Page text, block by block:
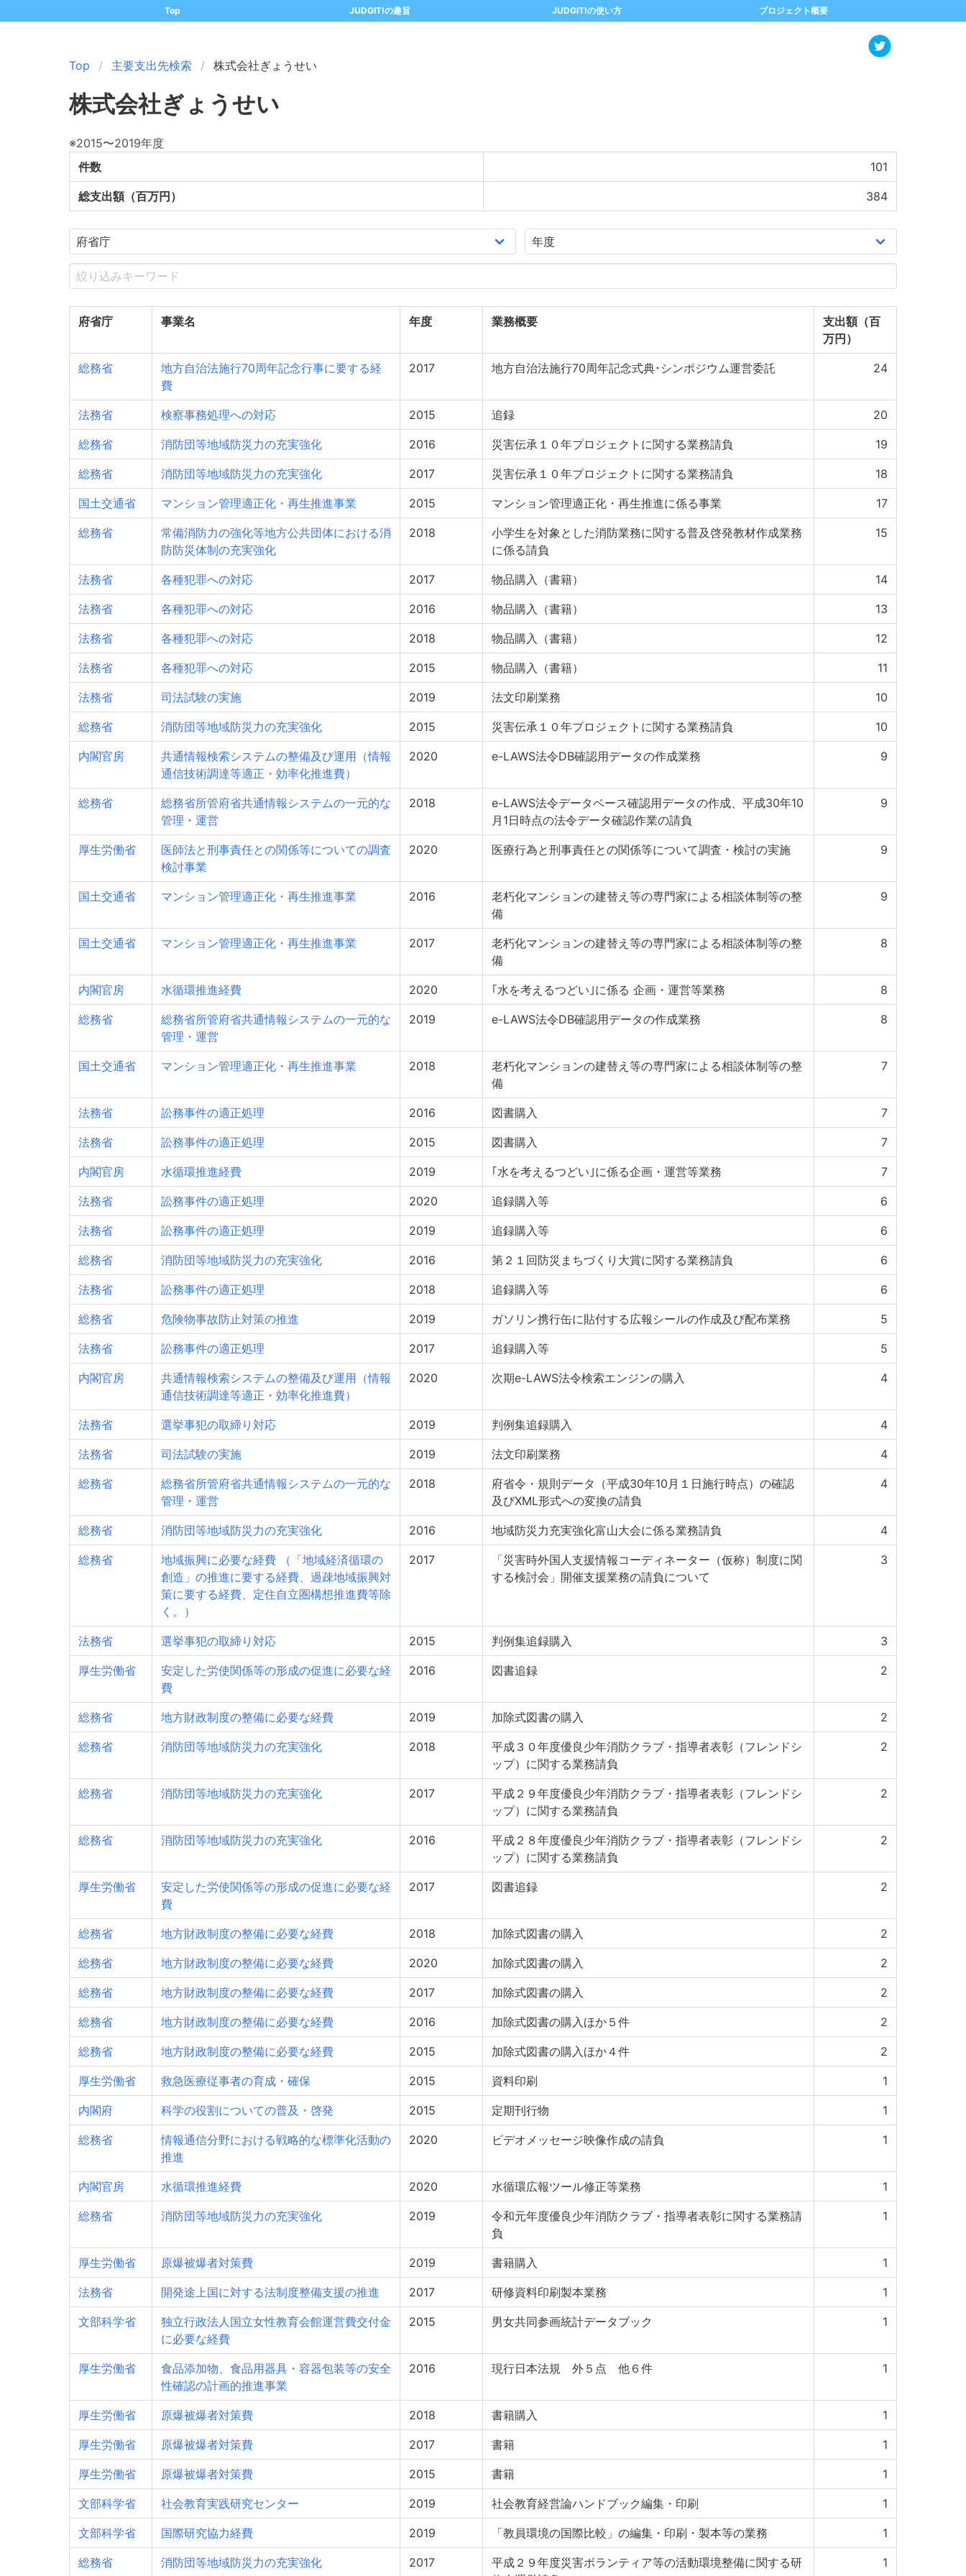
Top JUDGIT!の趣旨 JUDGIT!の使い方 プロジェクト概要
Top 主要支出先検索 株式会社ぎょうせい
株式会社ぎょうせい
※2015〜2019年度
件数
101
総支出額（百万円） 384
府省庁 事業名 年度 業務概要
支出額（百
万円）
総務省
地方自治法施行70周年記念行事に要する経
費
2017 地方自治法施行70周年記念式典･シンポジウム運営委託 24
法務省 検察事務処理への対応 2015 追録 20
総務省 消防団等地域防災力の充実強化 2016 災害伝承１０年プロジェクトに関する業務請負 19
総務省 消防団等地域防災力の充実強化 2017 災害伝承１０年プロジェクトに関する業務請負 18
国土交通省 マンション管理適正化・再生推進事業 2015 マンション管理適正化・再生推進に係る事業 17
総務省
常備消防力の強化等地方公共団体における消
防防災体制の充実強化
2018
小学生を対象とした消防業務に関する普及啓発教材作成業務
に係る請負
15
法務省 各種犯罪への対応 2017 物品購入（書籍） 14
法務省 各種犯罪への対応 2016 物品購入（書籍） 13
法務省 各種犯罪への対応 2018 物品購入（書籍） 12
法務省 各種犯罪への対応 2015 物品購入（書籍） 11
法務省 司法試験の実施 2019 法文印刷業務 10
総務省 消防団等地域防災力の充実強化 2015 災害伝承１０年プロジェクトに関する業務請負 10
内閣官房
共通情報検索システムの整備及び運用（情報
通信技術調達等適正・効率化推進費）
2020 e-LAWS法令DB確認用データの作成業務 9
総務省
総務省所管府省共通情報システムの一元的な
管理・運営
2018
e-LAWS法令データベース確認用データの作成、平成30年10
月1日時点の法令データ確認作業の請負
9
厚生労働省
医師法と刑事責任との関係等についての調査
検討事業
2020 医療行為と刑事責任との関係等について調査・検討の実施 9
国土交通省 マンション管理適正化・再生推進事業 2016
老朽化マンションの建替え等の専門家による相談体制等の整
備
9
国土交通省 マンション管理適正化・再生推進事業 2017
老朽化マンションの建替え等の専門家による相談体制等の整
備
8
内閣官房 水循環推進経費 2020 ｢水を考えるつどい｣に係る 企画・運営等業務 8
総務省
総務省所管府省共通情報システムの一元的な
管理・運営
2019 e-LAWS法令DB確認用データの作成業務 8
国土交通省 マンション管理適正化・再生推進事業 2018
老朽化マンションの建替え等の専門家による相談体制等の整
備
7
法務省 訟務事件の適正処理 2016 図書購入 7
法務省 訟務事件の適正処理 2015 図書購入 7
内閣官房 水循環推進経費 2019 ｢水を考えるつどい｣に係る企画・運営等業務 7
法務省 訟務事件の適正処理 2020 追録購入等 6
法務省 訟務事件の適正処理 2019 追録購入等 6
総務省 消防団等地域防災力の充実強化 2016 第２１回防災まちづくり大賞に関する業務請負 6
法務省 訟務事件の適正処理 2018 追録購入等 6
総務省 危険物事故防止対策の推進 2019 ガソリン携行缶に貼付する広報シールの作成及び配布業務 5
法務省 訟務事件の適正処理 2017 追録購入等 5
内閣官房
共通情報検索システムの整備及び運用（情報
通信技術調達等適正・効率化推進費）
2020 次期e-LAWS法令検索エンジンの購入 4
法務省 選挙事犯の取締り対応 2019 判例集追録購入 4
法務省 司法試験の実施 2019 法文印刷業務 4
総務省
総務省所管府省共通情報システムの一元的な
管理・運営
2018
府省令・規則データ（平成30年10月１日施行時点）の確認
及びXML形式への変換の請負
4
総務省 消防団等地域防災力の充実強化 2016 地域防災力充実強化富山大会に係る業務請負 4
総務省
地域振興に必要な経費 （「地域経済循環の
創造」の推進に要する経費、過疎地域振興対
策に要する経費、定住自立圏構想推進費等除
く。）
2017
「災害時外国人支援情報コーディネーター（仮称）制度に関
する検討会」開催支援業務の請負について
3
法務省 選挙事犯の取締り対応 2015 判例集追録購入 3
厚生労働省
安定した労使関係等の形成の促進に必要な経
費
2016 図書追録 2
総務省 地方財政制度の整備に必要な経費 2019 加除式図書の購入 2
総務省 消防団等地域防災力の充実強化 2018
平成３０年度優良少年消防クラブ・指導者表彰（フレンドシ
ップ）に関する業務請負
2
総務省 消防団等地域防災力の充実強化 2017
平成２９年度優良少年消防クラブ・指導者表彰（フレンドシ
ップ）に関する業務請負
2
総務省 消防団等地域防災力の充実強化 2016
平成２８年度優良少年消防クラブ・指導者表彰（フレンドシ
ップ）に関する業務請負
2
厚生労働省
安定した労使関係等の形成の促進に必要な経
費
2017 図書追録 2
総務省 地方財政制度の整備に必要な経費 2018 加除式図書の購入 2
総務省 地方財政制度の整備に必要な経費 2020 加除式図書の購入 2
総務省 地方財政制度の整備に必要な経費 2017 加除式図書の購入 2
総務省 地方財政制度の整備に必要な経費 2016 加除式図書の購入ほか５件 2
総務省 地方財政制度の整備に必要な経費 2015 加除式図書の購入ほか４件 2
厚生労働省 救急医療従事者の育成・確保 2015 資料印刷 1
内閣府 科学の役割についての普及・啓発 2015 定期刊行物 1
総務省
情報通信分野における戦略的な標準化活動の
推進
2020 ビデオメッセージ映像作成の請負 1
内閣官房 水循環推進経費 2020 水循環広報ツール修正等業務 1
総務省 消防団等地域防災力の充実強化 2019
令和元年度優良少年消防クラブ・指導者表彰に関する業務請
負
1
厚生労働省 原爆被爆者対策費 2019 書籍購入 1
法務省 開発途上国に対する法制度整備支援の推進 2017 研修資料印刷製本業務 1
文部科学省
独立行政法人国立女性教育会館運営費交付金
に必要な経費
2015 男女共同参画統計データブック 1
厚生労働省
食品添加物、食品用器具・容器包装等の安全
性確認の計画的推進事業
2016 現行日本法規 外５点 他６件 1
厚生労働省 原爆被爆者対策費 2018 書籍購入 1
厚生労働省 原爆被爆者対策費 2017 書籍 1
厚生労働省 原爆被爆者対策費 2015 書籍 1
文部科学省 社会教育実践研究センター 2019 社会教育経営論ハンドブック編集・印刷 1
文部科学省 国際研究協力経費 2019 「教員環境の国際比較」の編集・印刷・製本等の業務 1
総務省 消防団等地域防災力の充実強化 2017
平成２９年度災害ボランティア等の活動環境整備に関する研
1